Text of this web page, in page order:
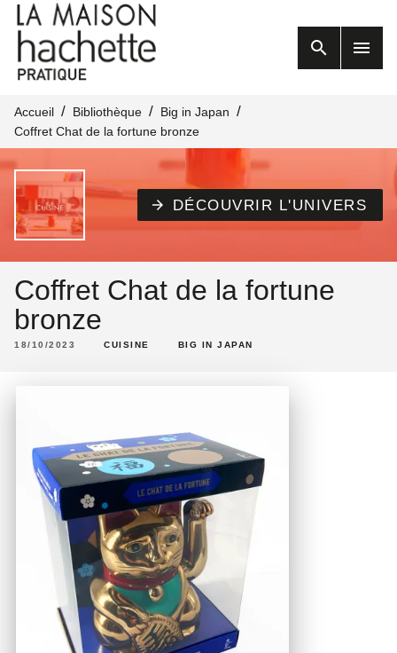
MENU
RECHERCHE
CONTENU
search menu
Accueil / Bibliothèque / Big in Japan /
Coffret Chat de la fortune bronze
arrow_forward DÉCOUVRIR L'UNIVERS
Coffret Chat de la fortune
bronze
18/10/2023 CUISINE BIG IN JAPAN